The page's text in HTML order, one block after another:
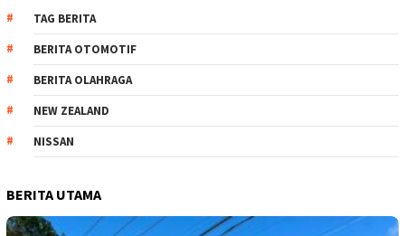
TAG BERITA
BERITA OTOMOTIF
BERITA OLAHRAGA
NEW ZEALAND
NISSAN
BERITA UTAMA